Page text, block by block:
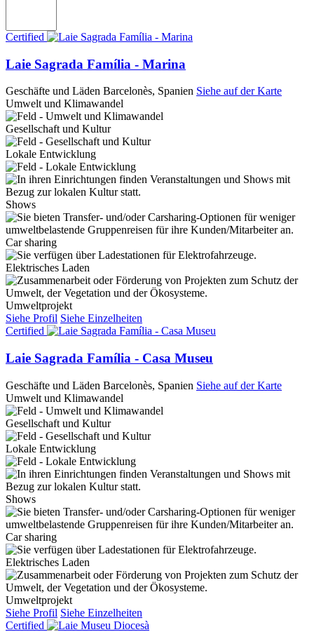
Certified
Laie Sagrada Família - Marina
Geschäfte und Läden Barcelonès, Spanien Siehe auf der Karte
Umwelt und Klimawandel
Gesellschaft und Kultur
Lokale Entwicklung
Shows
Car sharing
Elektrisches Laden
Umweltprojekt
Siehe Profil Siehe Einzelheiten
Certified
Laie Sagrada Família - Casa Museu
Geschäfte und Läden Barcelonès, Spanien Siehe auf der Karte
Umwelt und Klimawandel
Gesellschaft und Kultur
Lokale Entwicklung
Shows
Car sharing
Elektrisches Laden
Umweltprojekt
Siehe Profil Siehe Einzelheiten
Certified